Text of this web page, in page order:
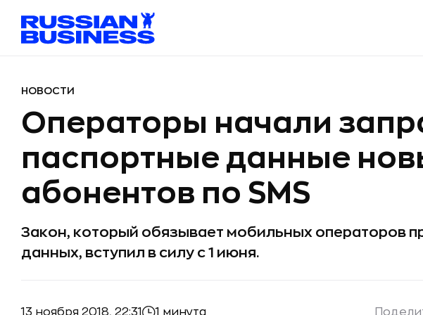
НОВОСТИ
Операторы начали
паспортные данные
абонентов по SMS
Закон, который обязывает мобильных операторов
данных, вступил в силу с 1 июня.
13 ноября 2018, 22:31 1 минута